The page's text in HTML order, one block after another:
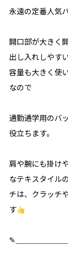
永遠の定番人気
開口部が大きく
出し入れしやす
容量も大きく使
なので
通勤通学用のバ
役立ちます。
肩や腕にも掛け
なテキスタイル
チは、クラッチ
す
✎＿＿＿＿＿＿